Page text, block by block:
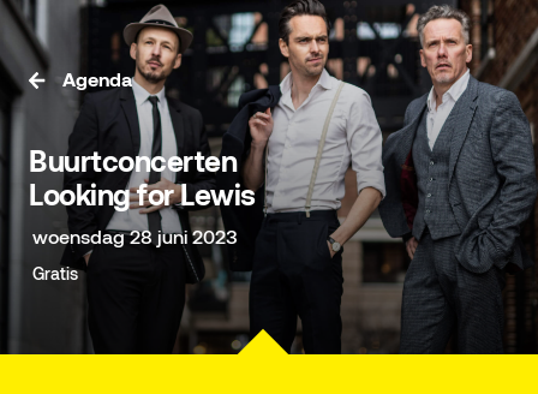
nieuws
team
over NSRT
partners
Buurtconcerten
Looking for Lewis
woensdag 28 juni 2023
Gratis
Agenda